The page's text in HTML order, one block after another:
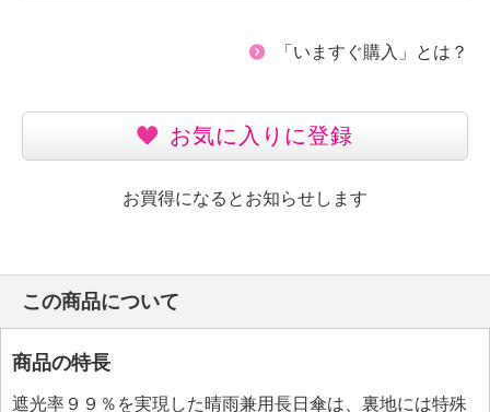
「いますぐ購入」とは？
お気に入りに登録
お買得になるとお知らせします
この商品について
商品の特長
遮光率９９％を実現した晴雨兼用長日傘は、裏地には特殊